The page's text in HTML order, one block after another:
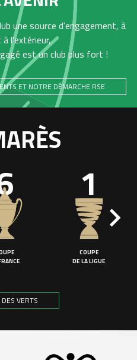
une source d'engagement, à
l'extérieur,
est un club plus fort !
ET NOTRE DÉMARCHE RSE
1
COUPE
DE LA LIGUE
VERTS